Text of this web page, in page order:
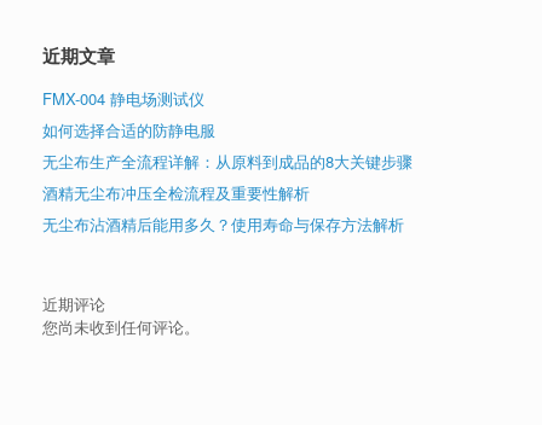
近期文章
FMX-004 静电场测试仪
如何选择合适的防静电服
无尘布生产全流程详解：从原料到成品的8大关键步骤
酒精无尘布冲压全检流程及重要性解析
无尘布沾酒精后能用多久？使用寿命与保存方法解析
近期评论
您尚未收到任何评论。